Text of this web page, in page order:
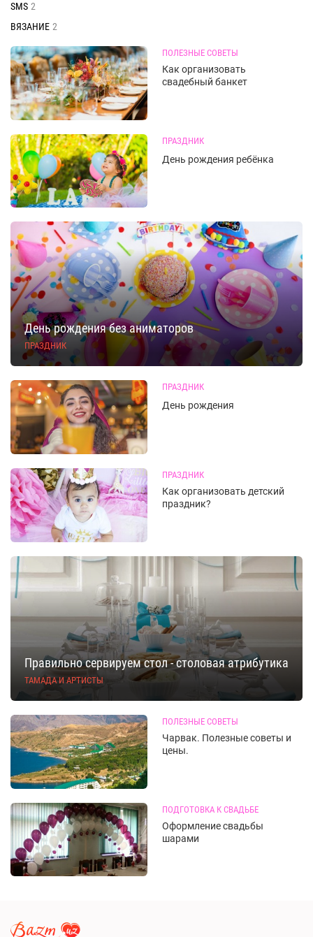
SMS 2
ВЯЗАНИЕ 2
ПОЛЕЗНЫЕ СОВЕТЫ
Как организовать
свадебный банкет
ПРАЗДНИК
День рождения ребёнка
День рождения без аниматоров
ПРАЗДНИК
ПРАЗДНИК
День рождения
ПРАЗДНИК
Как организовать детский
праздник?
Правильно сервируем стол - столовая атрибутика
ТАМАДА И АРТИСТЫ
ПОЛЕЗНЫЕ СОВЕТЫ
Чарвак. Полезные советы и
цены.
ПОДГОТОВКА К СВАДЬБЕ
Оформление свадьбы
шарами